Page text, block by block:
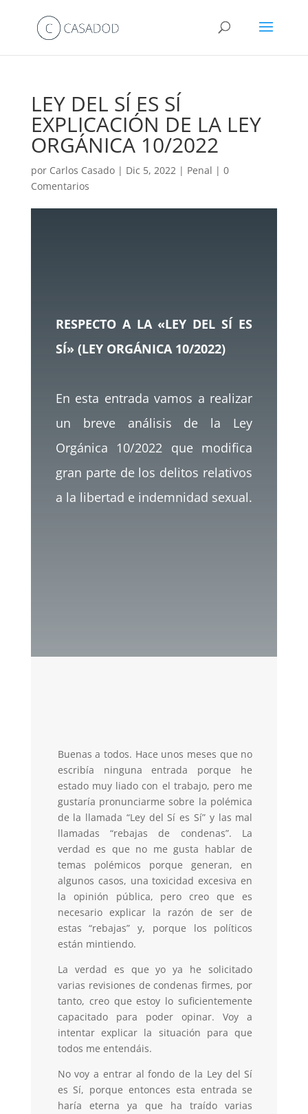
LEY DEL SÍ ES SÍ
EXPLICACIÓN DE LA LEY
ORGÁNICA 10/2022
por Carlos Casado| Dic 5, 2022| Penal | 0
Comentarios
RESPECTO A LA «LEY DEL SÍ ES
SÍ» (LEY ORGÁNICA 10/2022)
En esta entrada vamos a realizar
un breve análisis de la Ley
Orgánica 10/2022 que modifica
gran parte de los delitos relativos
a la libertad e indemnidad sexual.
Buenas a todos. Hace unos meses que no
escribía ninguna entrada porque he
estado muy liado con el trabajo, pero me
gustaría pronunciarme sobre la polémica
de la llamada “Ley del Sí es Sí” y las mal
llamadas “rebajas de condenas”. La
verdad es que no me gusta hablar de
temas polémicos porque generan, en
algunos casos, una toxicidad excesiva en
la opinión pública, pero creo que es
necesario explicar la razón de ser de
estas “rebajas” y, porque los políticos
están mintiendo.
La verdad es que yo ya he solicitado
varias revisiones de condenas firmes, por
tanto, creo que estoy lo suficientemente
capacitado para poder opinar. Voy a
intentar explicar la situación para que
todos me entendáis.
No voy a entrar al fondo de la Ley del Sí
es Sí, porque entonces esta entrada se
haría eterna ya que ha traído varias